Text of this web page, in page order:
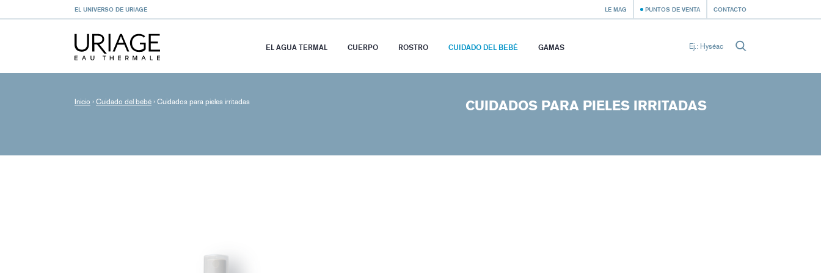
EL UNIVERSO DE URIAGE LE MAG PUNTOS DE VENTA CONTACTO
EL AGUA TERMAL CUERPO ROSTRO CUIDADO DEL BEBÉ GAMAS
Inicio › Cuidado del bebé › Cuidados para pieles irritadas CUIDADOS PARA PIELES IRRITADAS